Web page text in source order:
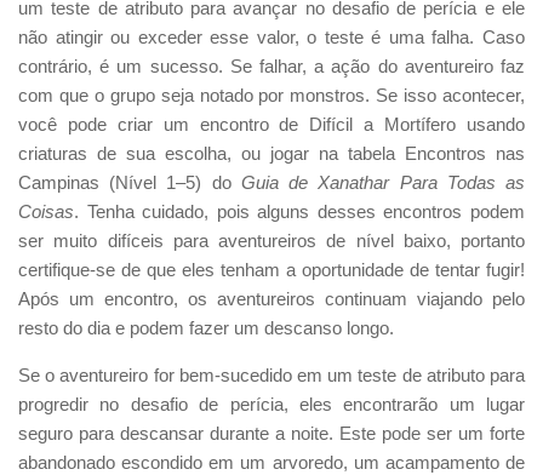
um teste de atributo para avançar no desafio de perícia e ele
não atingir ou exceder esse valor, o teste é uma falha. Caso
contrário, é um sucesso. Se falhar, a ação do aventureiro faz
com que o grupo seja notado por monstros. Se isso acontecer,
você pode criar um encontro de Difícil a Mortífero usando
criaturas de sua escolha, ou jogar na tabela Encontros nas
Campinas (Nível 1–5) do Guia de Xanathar Para Todas as
Coisas. Tenha cuidado, pois alguns desses encontros podem
ser muito difíceis para aventureiros de nível baixo, portanto
certifique-se de que eles tenham a oportunidade de tentar fugir!
Após um encontro, os aventureiros continuam viajando pelo
resto do dia e podem fazer um descanso longo.
Se o aventureiro for bem-sucedido em um teste de atributo para
progredir no desafio de perícia, eles encontrarão um lugar
seguro para descansar durante a noite. Este pode ser um forte
abandonado escondido em um arvoredo, um acampamento de